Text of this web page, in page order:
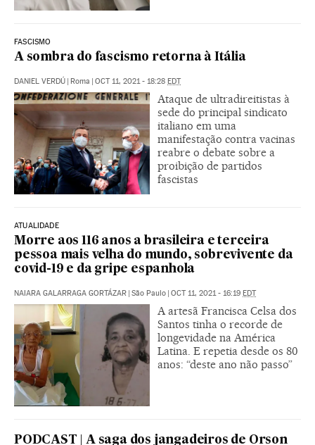
FASCISMO
A sombra do fascismo retorna à Itália
DANIEL VERDÚ Roma OCT 11, 2021 - 18:28 EDT
Ataque de ultradireitistas à
sede do principal sindicato
italiano em uma
manifestação contra vacinas
reabre o debate sobre a
proibição de partidos
fascistas
ATUALIDADE
Morre aos 116 anos a brasileira e terceira
pessoa mais velha do mundo, sobrevivente da
covid-19 e da gripe espanhola
NAIARA GALARRAGA GORTÁZAR São Paulo OCT 11, 2021 - 16:19 EDT
A artesã Francisca Celsa dos
Santos tinha o recorde de
longevidade na América
Latina. E repetia desde os 80
anos: “deste ano não passo”
PODCAST | A saga dos jangadeiros de Orson